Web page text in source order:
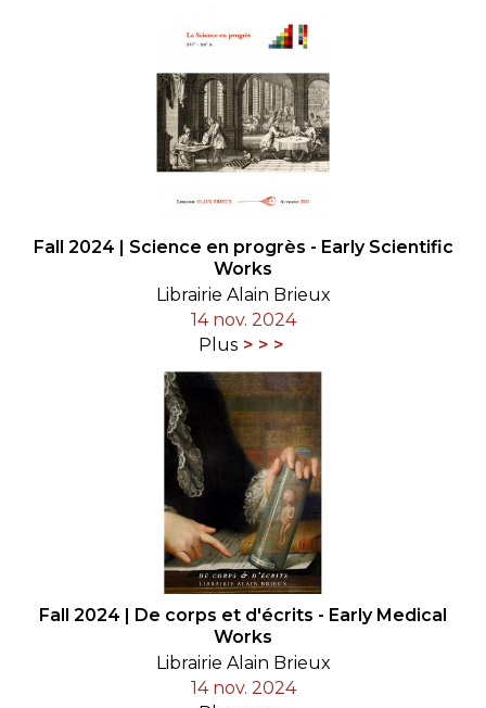
Fall 2024 | Science en progrès - Early Scientific
Works
Librairie Alain Brieux
14 nov. 2024
Plus
Fall 2024 | De corps et d'écrits - Early Medical
Works
Librairie Alain Brieux
14 nov. 2024